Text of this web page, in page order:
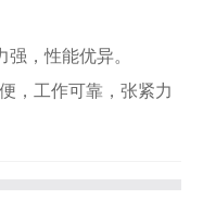
，性能优异。
，工作可靠，张紧力